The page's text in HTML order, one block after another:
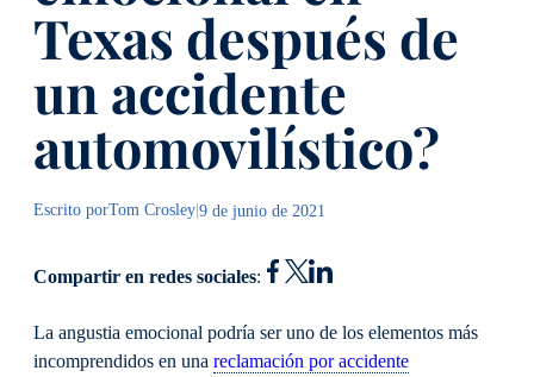
Texas después de
un accidente
automovilístico?
Escrito porTom Crosley|9 de junio de 2021
Compartir en redes sociales:
La angustia emocional podría ser uno de los elementos más
incomprendidos en una reclamación por accidente